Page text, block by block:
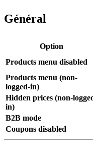
Général
Option
Products menu disabled
Products menu (non-
logged-in)
Hidden prices (non-
in)
B2B mode
Coupons disabled